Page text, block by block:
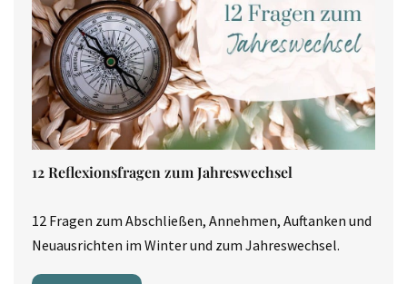
12 Reflexionsfragen zum Jahreswechsel
12 Fragen zum Abschließen, Annehmen, Auftanken und
Neuausrichten im Winter und zum Jahreswechsel.